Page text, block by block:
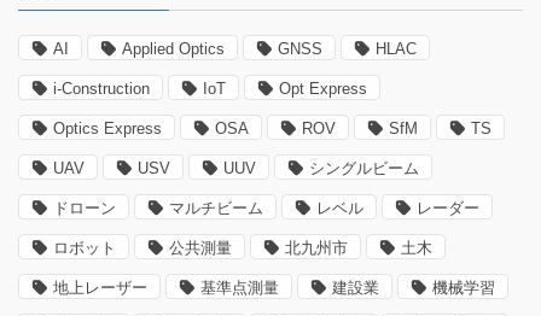
AI Applied Optics GNSS HLAC
i-Construction IoT Opt Express
Optics Express OSA ROV SfM TS
UAV USV UUV シングルビーム
ドローン マルチビーム レベル レーダー
ロボット 公共測量 北九州市 土木
地上レーザー 基準点測量 建設業 機械学習